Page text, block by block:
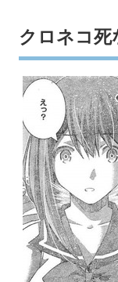
クロネコ死